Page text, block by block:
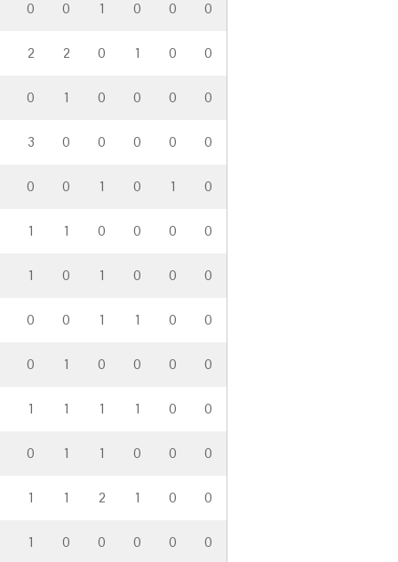
0 0 1 0 0 0
2 2 0 1 0 0
0 1 0 0 0 0
3 0 0 0 0 0
0 0 1 0 1 0
1 1 0 0 0 0
1 0 1 0 0 0
0 0 1 1 0 0
0 1 0 0 0 0
1 1 1 1 0 0
0 1 1 0 0 0
1 1 2 1 0 0
1 0 0 0 0 0